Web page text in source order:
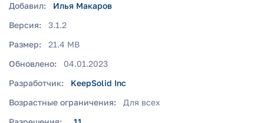
Добавил:
Илья Макаров
Версия:
3.1.2
Размер:
21.4 MB
Обновлено:
04.01.2023
Разработчик:
KeepSolid Inc
Возрастные ограничения:
Для всех